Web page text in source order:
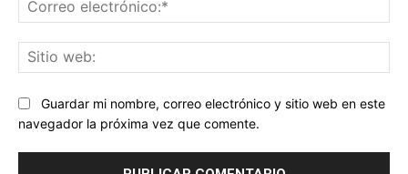
Guardar mi nombre, correo electrónico y sitio web en este
navegador la próxima vez que comente.